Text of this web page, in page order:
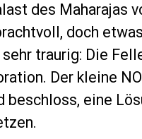
des Maharajas
doch
traurig: Die
Der kleine
beschloss, eine